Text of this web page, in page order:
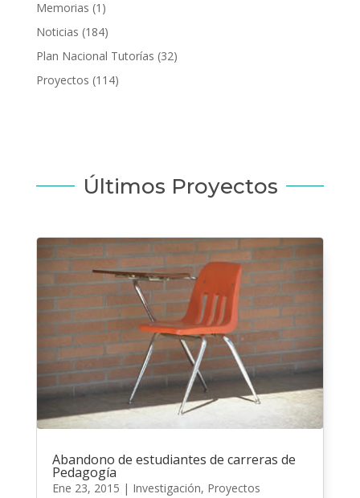
Memorias (1)
Noticias (184)
Plan Nacional Tutorías (32)
Proyectos (114)
Últimos Proyectos
Abandono de estudiantes de carreras de
Pedagogía
Ene 23, 2015 | Investigación, Proyectos